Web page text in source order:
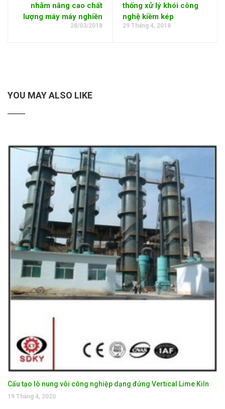
nhằm nâng cao chất
lượng máy máy nghiền
28/03/2018
thống xử lý khói công
nghệ kiềm kép
29 Tháng 4, 2018
YOU MAY ALSO LIKE
Cấu tạo lò nung vôi công nghiệp dạng đứng Vertical Lime Kiln
19 Tháng 4, 2020